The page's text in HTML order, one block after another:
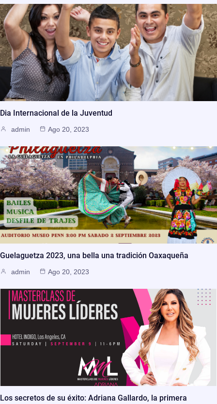
Dia Internacional de la Juventud
admin Ago 20, 2023
Guelaguetza 2023, una bella una tradición Oaxaqueña
admin Ago 20, 2023
Los secretos de su éxito: Adriana Gallardo, la primera